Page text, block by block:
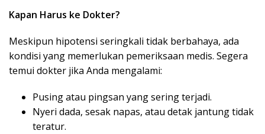
Kapan Harus ke Dokter?
Meskipun hipotensi seringkali tidak berbahaya, ada
kondisi yang memerlukan pemeriksaan medis. Segera
temui dokter jika Anda mengalami:
Pusing atau pingsan yang sering terjadi.
Nyeri dada, sesak napas, atau detak jantung tidak
teratur.